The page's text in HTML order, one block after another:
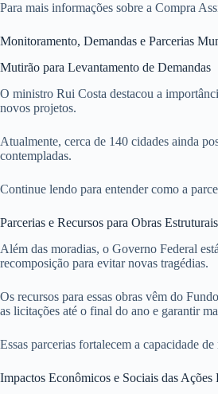
Para mais informações sobre a Compra
Monitoramento, Demandas e Parcerias
Mutirão para Levantamento de Demandas
O ministro Rui Costa destacou a
novos projetos.
Atualmente, cerca de 140 cidades ainda
contempladas.
Continue lendo para entender como a
Parcerias e Recursos para Obras Estruturais
Além das moradias, o Governo Federal
recomposição para evitar novas tragédias.
Os recursos para essas obras vêm do
as licitações até o final do ano e garantir
Essas parcerias fortalecem a capacidade
Impactos Econômicos e Sociais das Ações